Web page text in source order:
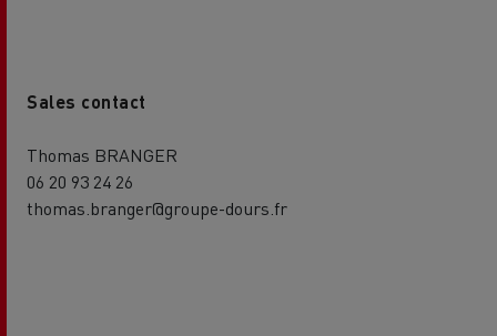
Sales contact
Thomas BRANGER
06 20 93 24 26
thomas.branger@groupe-dours.fr